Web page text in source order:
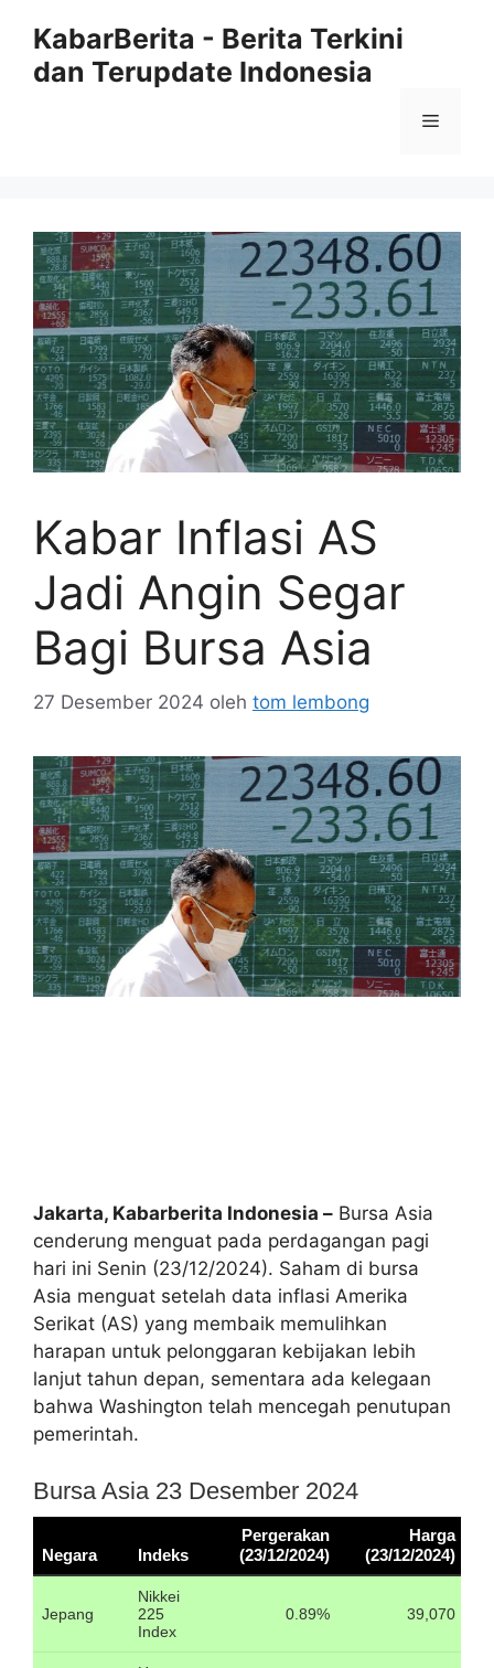
KabarBerita - Berita Terkini
dan Terupdate Indonesia
Menu
Kabar Inflasi AS
Jadi Angin Segar
Bagi Bursa Asia
27 Desember 2024 oleh tom lembong
Jakarta, Kabarberita Indonesia – Bursa Asia
cenderung menguat pada perdagangan pagi
hari ini Senin (23/12/2024). Saham di bursa
Asia menguat setelah data inflasi Amerika
Serikat (AS) yang membaik memulihkan
harapan untuk pelonggaran kebijakan lebih
lanjut tahun depan, sementara ada kelegaan
bahwa Washington telah mencegah penutupan
pemerintah.